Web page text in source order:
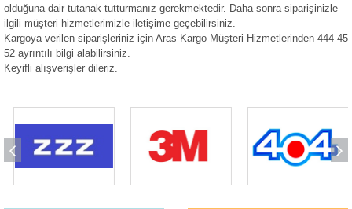
olduğuna dair tutanak tutturmanız gerekmektedir. Daha sonra siparişinizle
ilgili müşteri hizmetlerimizle iletişime geçebilirsiniz.
Kargoya verilen siparişleriniz için Aras Kargo Müşteri Hizmetlerinden 444 45
52 ayrıntılı bilgi alabilirsiniz.
Keyifli alışverişler dileriz.